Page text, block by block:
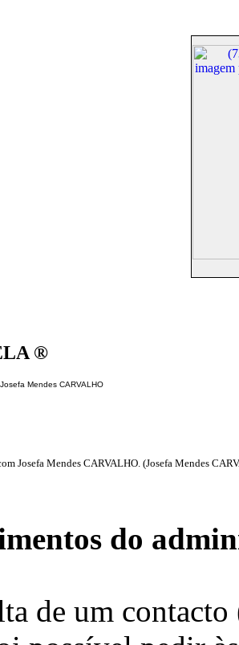
®
Mendes CARVALHO
Josefa Mendes CARVALHO. (Josefa Mendes
do
de um